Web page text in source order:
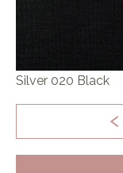
Silver 020 Black